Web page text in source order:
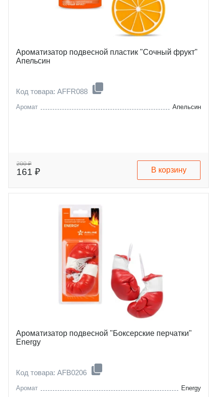
Ароматизатор подвесной пластик "Сочный фрукт"
Апельсин
Код товара: AFFR088
Аромат Апельсин
200 ₽
161 ₽ В корзину
Ароматизатор подвесной "Боксерские перчатки"
Energy
Код товара: AFB0206
Аромат Energy